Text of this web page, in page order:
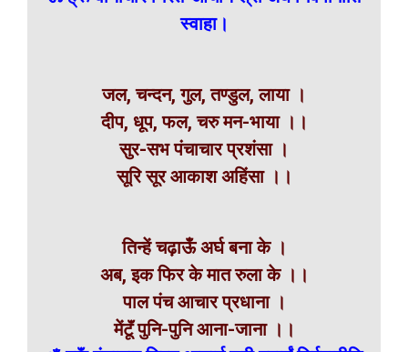
स्वाहा।
जल, चन्दन, गुल, तण्डुल, लाया ।
दीप, धूप, फल, चरु मन-भाया ।।
सुर-सभ पंचाचार प्रशंसा ।
सूरि सूर आकाश अहिंसा ।।
तिन्हें चढ़ाऊँ अर्घ बना के ।
अब, इक फिर के मात रुला के ।।
पाल पंच आचार प्रधाना ।
मेंटूॅं पुनि-पुनि आना-जाना ।।